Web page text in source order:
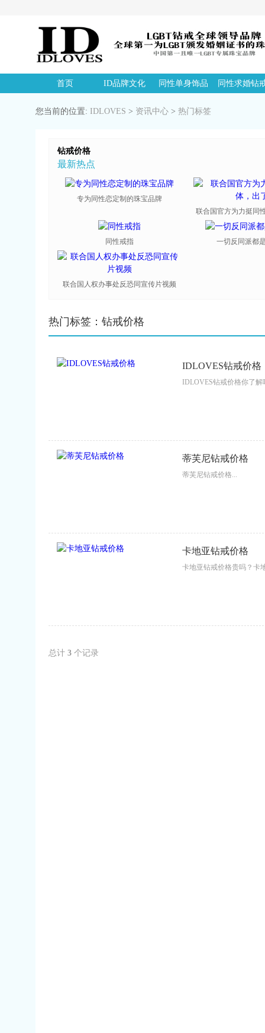
首页 ID品牌文化 同性单身饰品 同性求婚钻
您当前的位置: IDLOVES > 资讯中心 > 热门标签
钻戒价格
最新热点
专为同性恋定制的珠宝品牌
联合国官方为力挺同
同性戒指 一切反同派都
联合国人权办事处反恐同宣传片视频
热门标签：钻戒价格
IDLOVES钻戒价格
IDLOVES钻戒价格你了解
蒂芙尼钻戒价格
蒂芙尼钻戒价格...
卡地亚钻戒价格
卡地亚钻戒价格贵吗？卡
总计 3个记录